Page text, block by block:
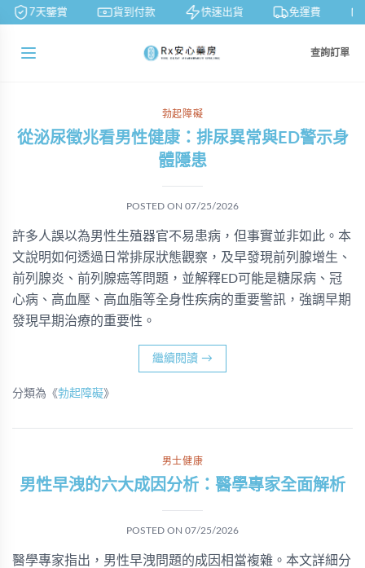
7天鑒賞 貨到付款 快速出貨 免運費
查詢訂單
勃起障礙
從泌尿徵兆看男性健康：排尿異常與ED警示身
體隱患
POSTED ON 07/25/2026
許多人誤以為男性生殖器官不易患病，但事實並非如此。本
文說明如何透過日常排尿狀態觀察，及早發現前列腺增生、
前列腺炎、前列腺癌等問題，並解釋ED可能是糖尿病、冠
心病、高血壓、高血脂等全身性疾病的重要警訊，強調早期
發現早期治療的重要性。
繼續閱讀 →
分類為《勃起障礙》
男士健康
男性早洩的六大成因分析：醫學專家全面解析
POSTED ON 07/25/2026
醫學專家指出，男性早洩問題的成因相當複雜。本文詳細分